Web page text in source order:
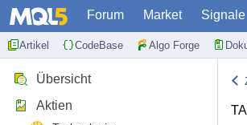
Forum Market Signale
Artikel CodeBase Algo Forge
Übersicht
Aktien